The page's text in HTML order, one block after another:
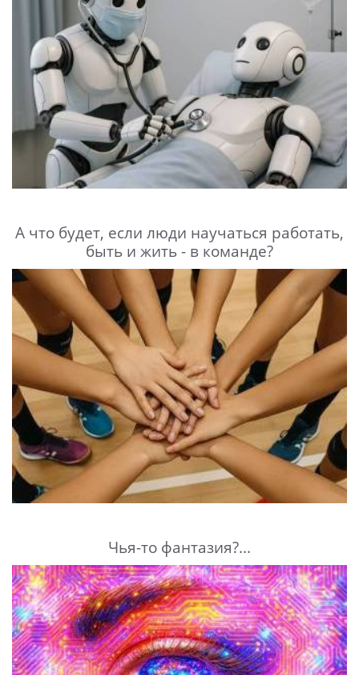
А что будет, если люди научаться работать,
быть и жить - в команде?
Чья-то фантазия?...